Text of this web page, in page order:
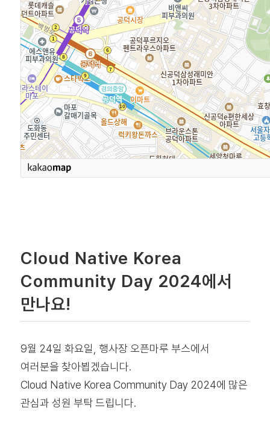
Cloud Native Korea
Community Day 2024에서
만나요!
9월 24일 화요일, 행사장 오픈마루 부스에서
여러분을 찾아뵙겠습니다.
Cloud Native Korea Community Day 2024에 많은
관심과 성원 부탁 드립니다.